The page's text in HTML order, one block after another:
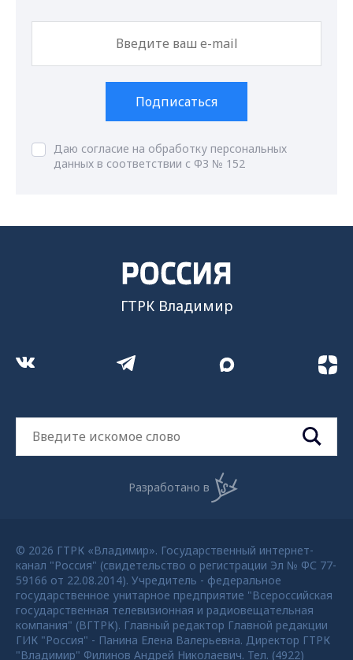
Подписаться
Даю согласие на обработку персональных
данных в соответствии с ФЗ № 152
ГТРК Владимир
Разработано в
© 2026 ГТРК «Владимир». Государственный интернет-
канал "Россия" (свидетельство о регистрации Эл № ФС 77-
59166 от 22.08.2014). Учредитель - федеральное
государственное унитарное предприятие "Всероссийская
государственная телевизионная и радиовещательная
компания" (ВГТРК). Главный редактор Главной редакции
ГИК "Россия" - Панина Елена Валерьевна. Директор ГТРК
"Владимир" Филинов Андрей Николаевич. Тел. (4922)